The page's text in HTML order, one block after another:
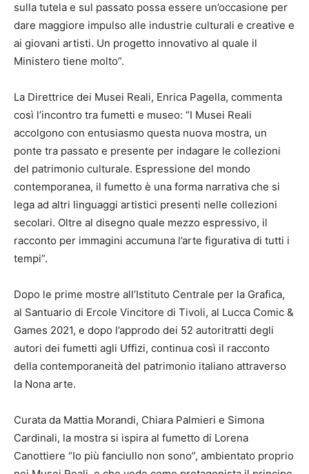
sulla tutela e sul passato possa essere un’occasione per
dare maggiore impulso alle industrie culturali e creative e
ai giovani artisti. Un progetto innovativo al quale il
Ministero tiene molto”.
La Direttrice dei Musei Reali, Enrica Pagella, commenta
così l’incontro tra fumetti e museo: “I Musei Reali
accolgono con entusiasmo questa nuova mostra, un
ponte tra passato e presente per indagare le collezioni
del patrimonio culturale. Espressione del mondo
contemporanea, il fumetto è una forma narrativa che si
lega ad altri linguaggi artistici presenti nelle collezioni
secolari. Oltre al disegno quale mezzo espressivo, il
racconto per immagini accumuna l’arte figurativa di tutti i
tempi”.
Dopo le prime mostre all’Istituto Centrale per la Grafica,
al Santuario di Ercole Vincitore di Tivoli, al Lucca Comic &
Games 2021, e dopo l’approdo dei 52 autoritratti degli
autori dei fumetti agli Uffizi, continua così il racconto
della contemporaneità del patrimonio italiano attraverso
la Nona arte.
Curata da Mattia Morandi, Chiara Palmieri e Simona
Cardinali, la mostra si ispira al fumetto di Lorena
Canottiere “Io più fanciullo non sono”, ambientato proprio